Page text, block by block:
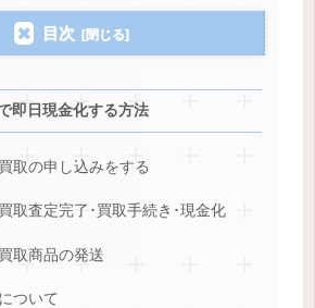
目次
即日現金化する方法
取の申し込みをする
取査定完了･買取手続き･現金化
取商品の発送
ついて